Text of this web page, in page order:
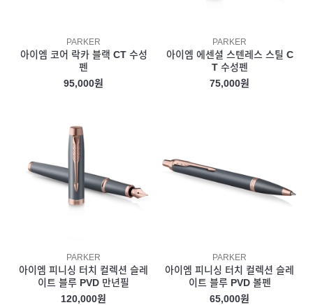
PARKER
아이엠 코어 락카 블랙 CT 수성
펜
95,000원
PARKER
아이엠 에센셜 스텐레스 스틸 C
T 수성펜
75,000원
PARKER
아이엠 피니싱 터치 컬렉션 슬레
이트 블루 PVD 만년필
120,000원
PARKER
아이엠 피니싱 터치 컬렉션 슬레
이트 블루 PVD 볼펜
65,000원